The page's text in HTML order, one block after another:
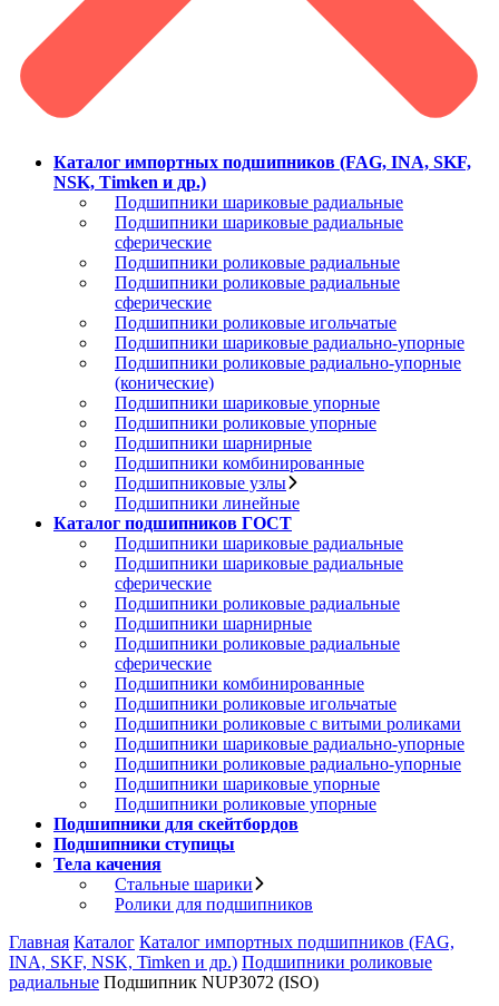
Каталог импортных подшипников (FAG, INA, SKF,
NSK, Timken и др.)
Подшипники шариковые радиальные
Подшипники шариковые радиальные
сферические
Подшипники роликовые радиальные
Подшипники роликовые радиальные
сферические
Подшипники роликовые игольчатые
Подшипники шариковые радиально-упорные
Подшипники роликовые радиально-упорные
(конические)
Подшипники шариковые упорные
Подшипники роликовые упорные
Подшипники шарнирные
Подшипники комбинированные
Подшипниковые узлы
Подшипники линейные
Каталог подшипников ГОСТ
Подшипники шариковые радиальные
Подшипники шариковые радиальные
сферические
Подшипники роликовые радиальные
Подшипники шарнирные
Подшипники роликовые радиальные
сферические
Подшипники комбинированные
Подшипники роликовые игольчатые
Подшипники роликовые с витыми роликами
Подшипники шариковые радиально-упорные
Подшипники роликовые радиально-упорные
Подшипники шариковые упорные
Подшипники роликовые упорные
Подшипники для скейтбордов
Подшипники ступицы
Тела качения
Стальные шарики
Ролики для подшипников
Главная Каталог Каталог импортных подшипников (FAG,
INA, SKF, NSK, Timken и др.) Подшипники роликовые
радиальные Подшипник NUP3072 (ISO)